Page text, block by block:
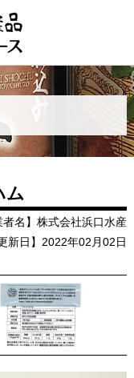
ム
者名】株式会社浜口水産
新日】2022年02月02日